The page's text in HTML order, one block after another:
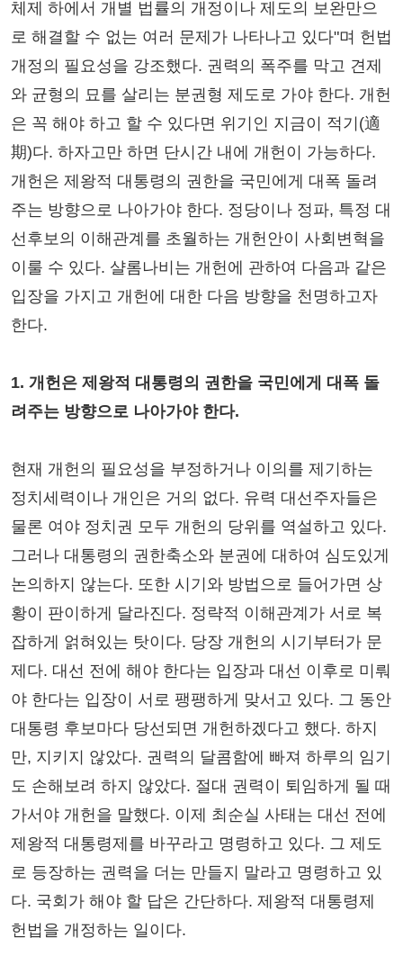
체제 하에서 개별 법률의 개정이나 제도의 보완만으
로 해결할 수 없는 여러 문제가 나타나고 있다"며 헌법
개정의 필요성을 강조했다. 권력의 폭주를 막고 견제
와 균형의 묘를 살리는 분권형 제도로 가야 한다. 개헌
은 꼭 해야 하고 할 수 있다면 위기인 지금이 적기(適
期)다. 하자고만 하면 단시간 내에 개헌이 가능하다.
개헌은 제왕적 대통령의 권한을 국민에게 대폭 돌려
주는 방향으로 나아가야 한다. 정당이나 정파, 특정 대
선후보의 이해관계를 초월하는 개헌안이 사회변혁을
이룰 수 있다. 샬롬나비는 개헌에 관하여 다음과 같은
입장을 가지고 개헌에 대한 다음 방향을 천명하고자
한다.
1. 개헌은 제왕적 대통령의 권한을 국민에게 대폭 돌
려주는 방향으로 나아가야 한다.
현재 개헌의 필요성을 부정하거나 이의를 제기하는
정치세력이나 개인은 거의 없다. 유력 대선주자들은
물론 여야 정치권 모두 개헌의 당위를 역설하고 있다.
그러나 대통령의 권한축소와 분권에 대하여 심도있게
논의하지 않는다. 또한 시기와 방법으로 들어가면 상
황이 판이하게 달라진다. 정략적 이해관계가 서로 복
잡하게 얽혀있는 탓이다. 당장 개헌의 시기부터가 문
제다. 대선 전에 해야 한다는 입장과 대선 이후로 미뤄
야 한다는 입장이 서로 팽팽하게 맞서고 있다. 그 동안
대통령 후보마다 당선되면 개헌하겠다고 했다. 하지
만, 지키지 않았다. 권력의 달콤함에 빠져 하루의 임기
도 손해보려 하지 않았다. 절대 권력이 퇴임하게 될 때
가서야 개헌을 말했다. 이제 최순실 사태는 대선 전에
제왕적 대통령제를 바꾸라고 명령하고 있다. 그 제도
로 등장하는 권력을 더는 만들지 말라고 명령하고 있
다. 국회가 해야 할 답은 간단하다. 제왕적 대통령제
헌법을 개정하는 일이다.